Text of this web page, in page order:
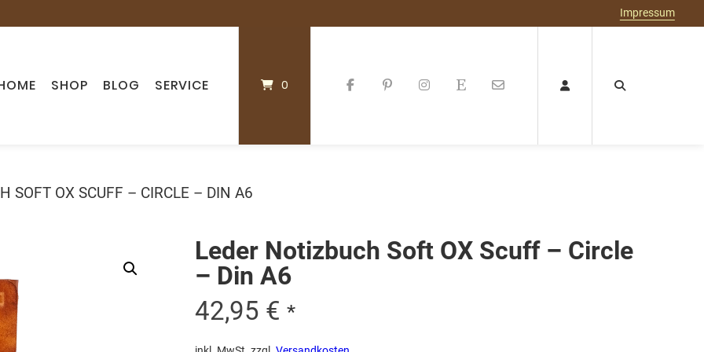
Impressum
SHOP BLOG SERVICE 0
SOFT OX SCUFF – CIRCLE – DIN A6
Leder Notizbuch Soft OX Scuff – Circle
– Din A6
42,95 € *